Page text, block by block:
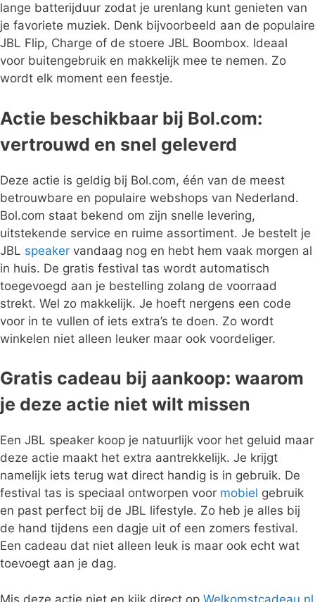
lange batterijduur zodat je urenlang kunt genieten van
je favoriete muziek. Denk bijvoorbeeld aan de populaire
JBL Flip, Charge of de stoere JBL Boombox. Ideaal
voor buitengebruik en makkelijk mee te nemen. Zo
wordt elk moment een feestje.
Actie beschikbaar bij Bol.com:
vertrouwd en snel geleverd
Deze actie is geldig bij Bol.com, één van de meest
betrouwbare en populaire webshops van Nederland.
Bol.com staat bekend om zijn snelle levering,
uitstekende service en ruime assortiment. Je bestelt je
JBL speaker vandaag nog en hebt hem vaak morgen al
in huis. De gratis festival tas wordt automatisch
toegevoegd aan je bestelling zolang de voorraad
strekt. Wel zo makkelijk. Je hoeft nergens een code
voor in te vullen of iets extra’s te doen. Zo wordt
winkelen niet alleen leuker maar ook voordeliger.
Gratis cadeau bij aankoop: waarom
je deze actie niet wilt missen
Een JBL speaker koop je natuurlijk voor het geluid maar
deze actie maakt het extra aantrekkelijk. Je krijgt
namelijk iets terug wat direct handig is in gebruik. De
festival tas is speciaal ontworpen voor mobiel gebruik
en past perfect bij de JBL lifestyle. Zo heb je alles bij
de hand tijdens een dagje uit of een zomers festival.
Een cadeau dat niet alleen leuk is maar ook echt wat
toevoegt aan je dag.
Mis deze actie niet en kijk direct op Welkomstcadeau.nl